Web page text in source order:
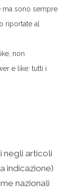
ma sono sempre
riportate al
non
e like: tutti i
negli articoli
indicazione)
nazionali